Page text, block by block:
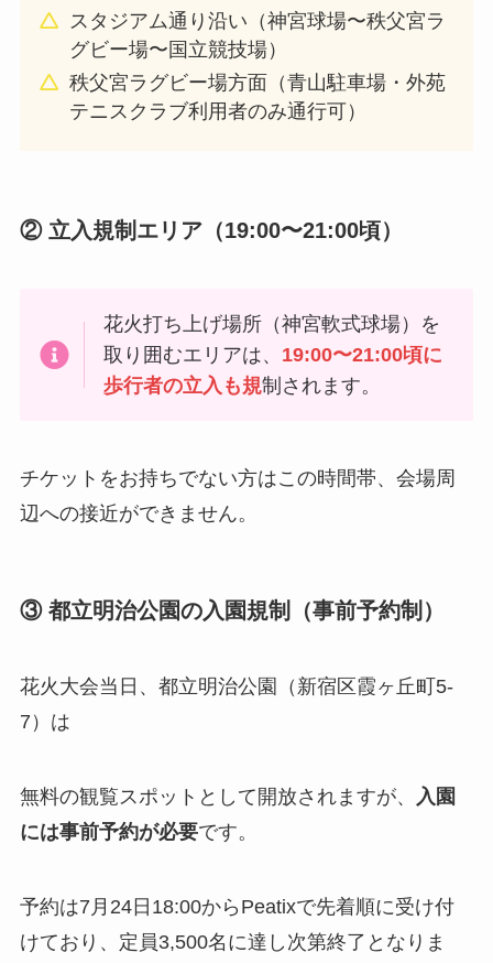
スタジアム通り沿い（神宮球場〜秩父宮ラ
グビー場〜国立競技場）
秩父宮ラグビー場方面（青山駐車場・外苑
テニスクラブ利用者のみ通行可）
② 立入規制エリア（19:00〜21:00頃）
花火打ち上げ場所（神宮軟式球場）を
取り囲むエリアは、 19:00〜21:00頃に
歩行者の立入も規制されます。
チケットをお持ちでない方はこの時間帯、会場周
辺への接近ができません。
③ 都立明治公園の入園規制（事前予約制）
花火大会当日、都立明治公園（新宿区霞ヶ丘町5-
7）は
無料の観覧スポットとして開放されますが、
入園
には事前予約が必要です。
予約は7月24日18:00からPeatixで先着順に受け付
けており、定員3,500名に達し次第終了となりま